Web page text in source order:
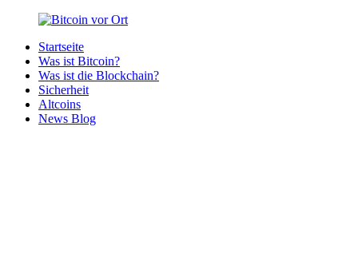
Zurück
Inhalt
Bitcoin
Bitcoins
deiner
Region
Startseite
Was ist Bitcoin?
Was ist die Blockchain?
Sicherheit
Altcoins
News Blog